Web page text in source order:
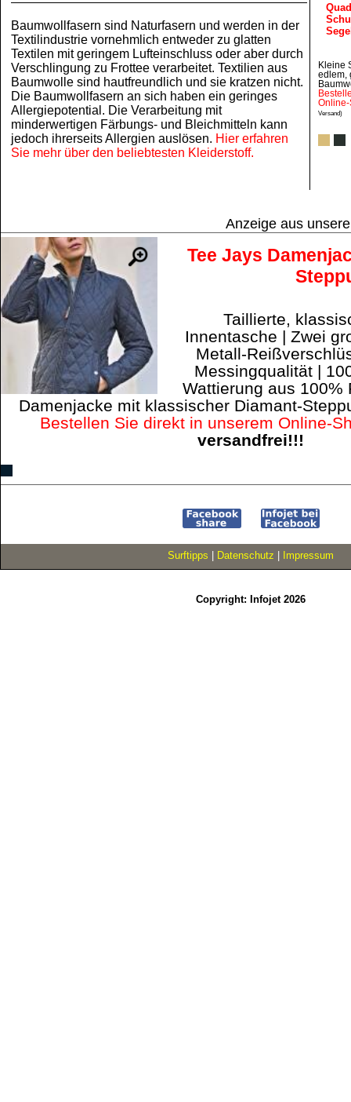
Baumwollfasern sind Naturfasern und werden in der
Textilindustrie vornehmlich entweder zu glatten
Textilen mit geringem Lufteinschluss oder aber durch
Verschlingung zu Frottee verarbeitet. Textilien aus
Baumwolle sind hautfreundlich und sie kratzen nicht.
Die Baumwollfasern an sich haben ein geringes
Allergiepotential. Die Verarbeitung mit
minderwertigen Färbungs- und Bleichmitteln kann
jedoch ihrerseits Allergien auslösen. Hier erfahren
Sie mehr über den beliebtesten Kleiderstoff.
Kleine
edlem,
Online-
Versand)
Anzeige aus
Tee Jays
Taillierte,
Innentasche | Zwei
Metall-
Messingqualität |
Wattierung aus 100%
Damenjacke mit klassischer Diamant-
Bestellen Sie direkt in unserem Online-
versandfrei!!!
Surftipps Datenschutz Impressum
Copyright: Infojet 2026